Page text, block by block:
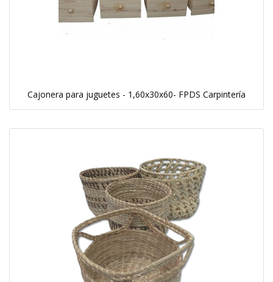
Cajonera para juguetes - 1,60x30x60- FPDS Carpintería